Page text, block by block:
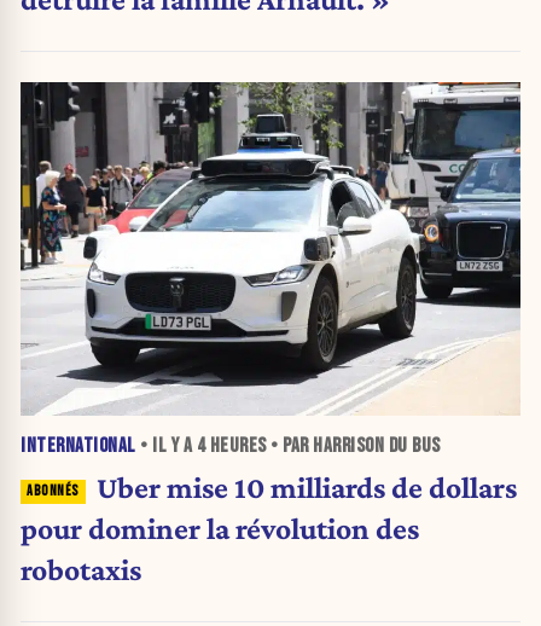
INTERNATIONAL • IL Y A 4 HEURES• PAR HARRISON DU BUS
Uber mise 10 milliards de dollars
pour dominer la révolution des
robotaxis